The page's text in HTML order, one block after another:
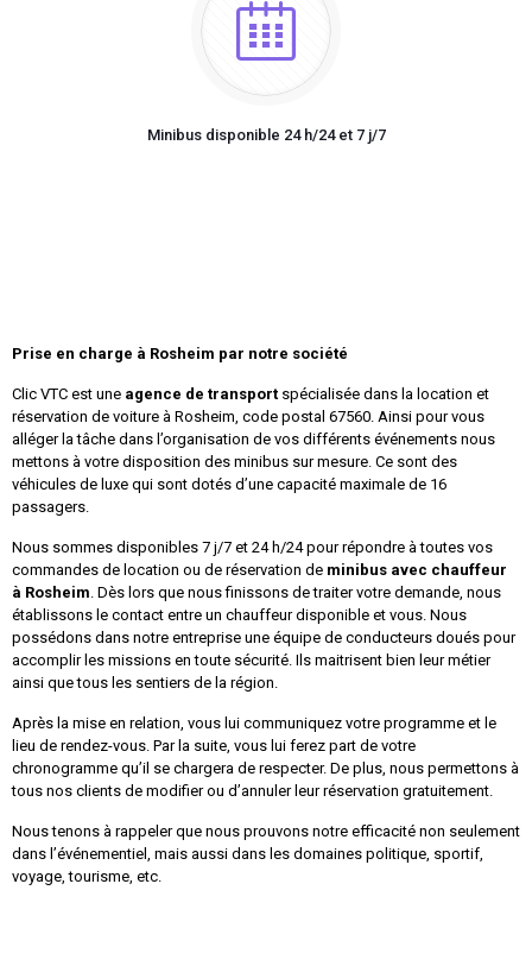
Minibus disponible 24 h/24 et 7 j/7
Prise en charge à Rosheim par notre société
Clic VTC est une agence de transport spécialisée dans la location et
réservation de voiture à Rosheim, code postal 67560. Ainsi pour vous
alléger la tâche dans l’organisation de vos différents événements nous
mettons à votre disposition des minibus sur mesure. Ce sont des
véhicules de luxe qui sont dotés d’une capacité maximale de 16
passagers.
Nous sommes disponibles 7 j/7 et 24 h/24 pour répondre à toutes vos
commandes de location ou de réservation de minibus avec chauffeur
à Rosheim. Dès lors que nous finissons de traiter votre demande, nous
établissons le contact entre un chauffeur disponible et vous. Nous
possédons dans notre entreprise une équipe de conducteurs doués pour
accomplir les missions en toute sécurité. Ils maitrisent bien leur métier
ainsi que tous les sentiers de la région.
Après la mise en relation, vous lui communiquez votre programme et le
lieu de rendez-vous. Par la suite, vous lui ferez part de votre
chronogramme qu’il se chargera de respecter. De plus, nous permettons à
tous nos clients de modifier ou d’annuler leur réservation gratuitement.
Nous tenons à rappeler que nous prouvons notre efficacité non seulement
dans l’événementiel, mais aussi dans les domaines politique, sportif,
voyage, tourisme, etc.